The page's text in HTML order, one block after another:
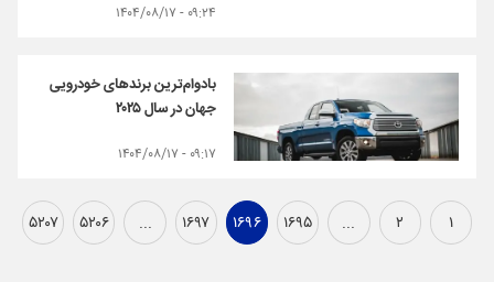
۰۹:۲۴ - ۱۴۰۴/۰۸/۱۷
بادوام‌ترین برندهای خودرویی
جهان در سال ۲۰۲۵
۰۹:۱۷ - ۱۴۰۴/۰۸/۱۷
۱ ۲ ... ۱۶۹۵ ۱۶۹۶ ۱۶۹۷ ... ۵۲۰۶ ۵۲۰۷